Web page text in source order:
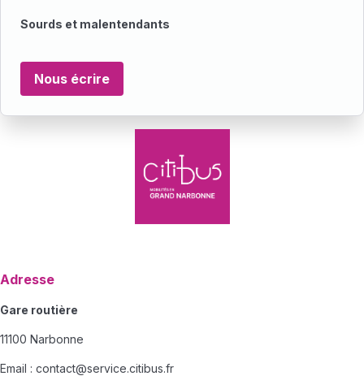
Sourds et malentendants
Nous écrire
Adresse
Gare routière
11100 Narbonne
Email : contact@service.citibus.fr